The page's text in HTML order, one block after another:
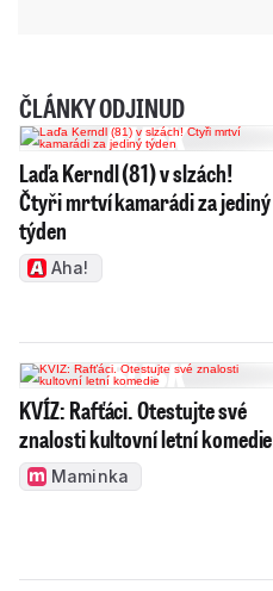
ČLÁNKY ODJINUD
Laďa Kerndl (81) v slzách!
Čtyři mrtví kamarádi za jediný
týden
Aha!
KVÍZ: Rafťáci. Otestujte své
znalosti kultovní letní komedie
Maminka